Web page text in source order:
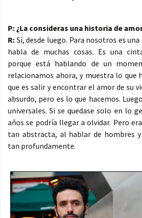
P: ¿La consideras una historia de
R: Sí, desde luego. Para nosotros es
habla de muchas cosas. Es una
porque está hablando de un
relacionamos ahora, y muestra lo que
que es salir y encontrar el amor de su
absurdo, pero es lo que hacemos.
universales. Si se quedase solo en lo
años se podría llegar a olvidar. Pero
tan abstracta, al hablar de hombres
tan profundamente.